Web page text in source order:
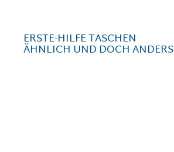
ERSTE-HILFE TASCHEN
ÄHNLICH UND DOCH ANDERS